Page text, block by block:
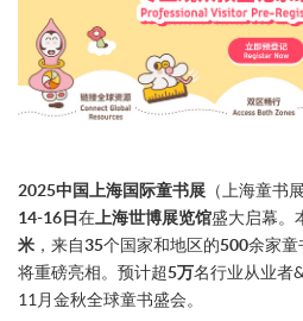
2025中国上海国际童书展 （上海童书
14-16日在 上海世博展览馆盛大启幕。
米 ，来自35个国家和地区的500余家童
将重磅亮相。预计超5万名行业从业者
11月金秋全球童书盛会。